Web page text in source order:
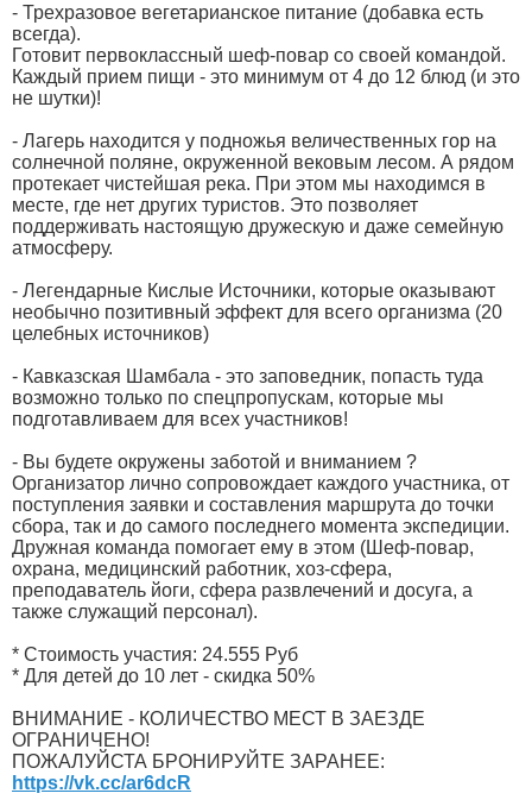
- Трехразовое вегетарианское питание (добавка есть
всегда).
Готовит первоклассный шеф-повар со своей командой.
Каждый прием пищи - это минимум от 4 до 12 блюд (и это
не шутки)!
- Лагерь находится у подножья величественных гор на
солнечной поляне, окруженной вековым лесом. А рядом
протекает чистейшая река. При этом мы находимся в
месте, где нет других туристов. Это позволяет
поддерживать настоящую дружескую и даже семейную
атмосферу.
- Легендарные Кислые Источники, которые оказывают
необычно позитивный эффект для всего организма (20
целебных источников)
- Кавказская Шамбала - это заповедник, попасть туда
возможно только по спецпропускам, которые мы
подготавливаем для всех участников!
- Вы будете окружены заботой и вниманием ?
Организатор лично сопровождает каждого участника, от
поступления заявки и составления маршрута до точки
сбора, так и до самого последнего момента экспедиции.
Дружная команда помогает ему в этом (Шеф-повар,
охрана, медицинский работник, хоз-сфера,
преподаватель йоги, сфера развлечений и досуга, а
также служащий персонал).
* Стоимость участия: 24.555 Руб
* Для детей до 10 лет - скидка 50%
ВНИМАНИЕ - КОЛИЧЕСТВО МЕСТ В ЗАЕЗДЕ
ОГРАНИЧЕНО!
ПОЖАЛУЙСТА БРОНИРУЙТЕ ЗАРАНЕЕ:
https://vk.cc/ar6dcR